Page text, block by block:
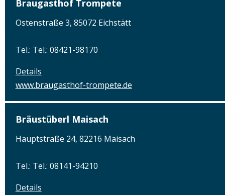
Braugasthof Trompete
Ostenstraße 3, 85072 Eichstätt
Tel.: Tel.: 08421-98170
Details
www.braugasthof-trompete.de
Bräustüberl Maisach
Hauptstraße 24, 82216 Maisach
Tel.: Tel.: 08141-94210
Details